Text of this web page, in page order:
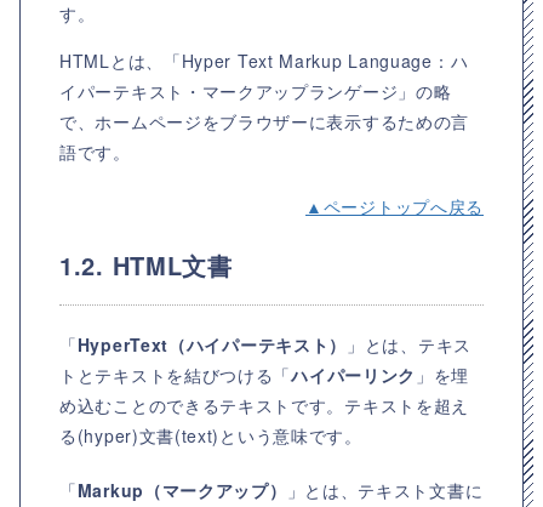
す。
HTMLとは、「Hyper Text Markup Language：ハ
イパーテキスト・マークアップランゲージ 」の略
で、ホームページをブラウザーに表示するための言
語です。
▲ページトップへ戻る
1.2. HTML文書
「HyperText（ハイパーテキスト）
」とは、テキス
トとテキストを結びつける「ハイパーリンク 」を埋
め込むことのできるテキストです。 テキストを超え
る(hyper)文書(text) という意味です。
「Markup（マークアップ）
」とは、テキスト文書に